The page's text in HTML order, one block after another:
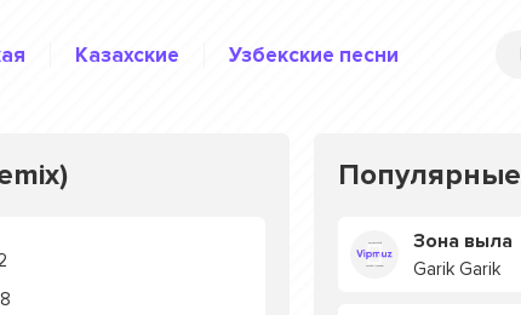
Казахские Узбекские песни
Популярные
Зона выла
Garik Garik